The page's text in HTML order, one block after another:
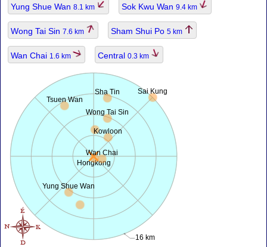
Yung Shue Wan 8.1 km Sok Kwu Wan 9.4 km
Wong Tai Sin 7.6 km Sham Shui Po 5 km
Wan Chai 1.6 km Central 0.3 km
Hongkong
16 km
Kowloon
Tsuen Wan
Sha Tin Sai Kung
Yung Shue Wan
Wong Tai Sin
Wan Chai